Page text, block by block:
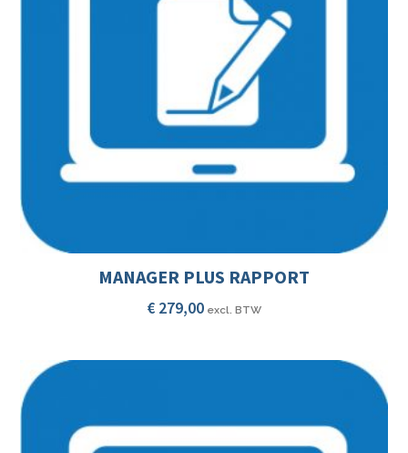
MANAGER PLUS RAPPORT
€ 279,00 excl. BTW